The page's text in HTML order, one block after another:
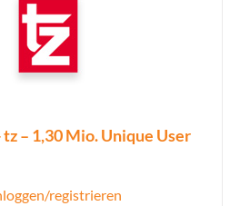
– 1,30 Mio. Unique User
registrieren